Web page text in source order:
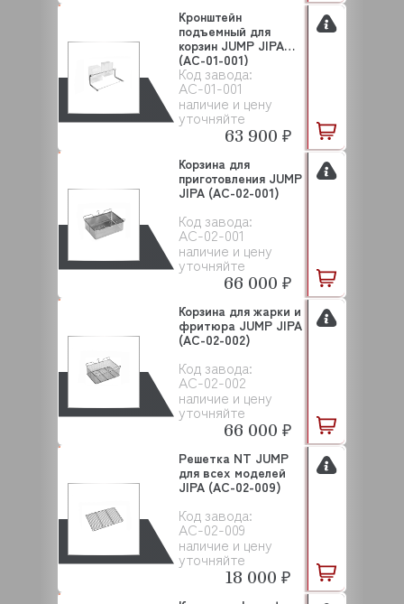
Код завода:
AC-01-001
наличие и цену
уточняйте
Кронштейн
подъемный для
корзин JUMP JIPA
(AC-01-001)
63 900 ₽
Код завода:
AC-02-001
наличие и цену
уточняйте
Корзина для
приготовления JUMP
JIPA (AC-02-001)
66 000 ₽
Код завода:
AC-02-002
наличие и цену
уточняйте
Корзина для жарки и
фритюра JUMP JIPA
(AC-02-002)
66 000 ₽
Код завода:
AC-02-009
наличие и цену
уточняйте
Решетка NT JUMP
для всех моделей
JIPA (AC-02-009)
18 000 ₽